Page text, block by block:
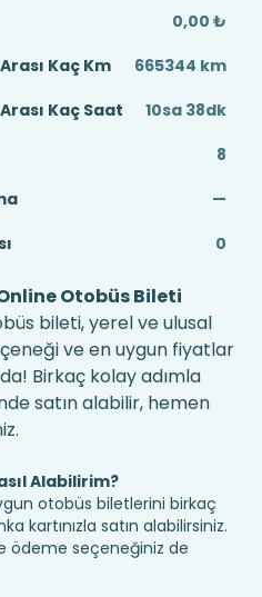
0,00 ₺
Kaç Km
665344 km
Kaç Saat
10sa 38dk
8
—
0
Otobüs Bileti
bileti, yerel ve ulusal
ve en uygun fiyatlar
Birkaç kolay adımla
satın alabilir, hemen
Alabilirim?
otobüs biletlerini birkaç
kartınızla satın alabilirsiniz.
ödeme seçeneğiniz de